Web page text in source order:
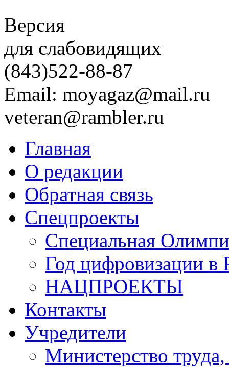
Версия
для слабовидящих
(843)522-88-87
Email: moyagaz@mail.ru
veteran@rambler.ru
Главная
О редакции
Обратная связь
Спецпроекты
Специальная
Год цифровизации в
НАЦПРОЕКТЫ
Контакты
Учредители
Министерство